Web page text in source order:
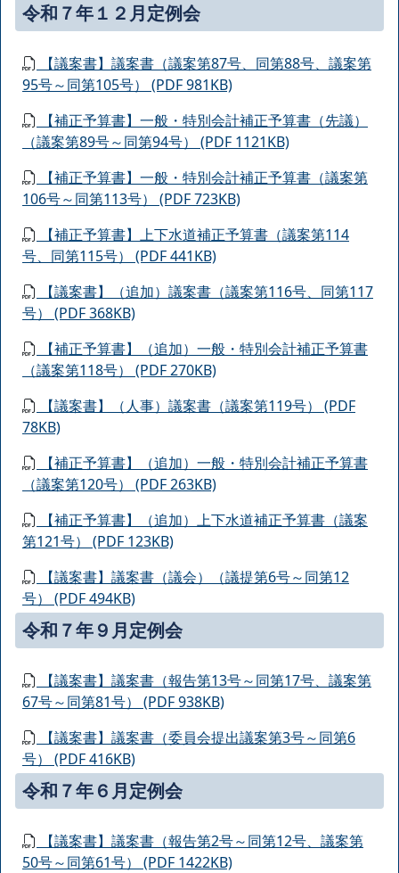
令和７年１２月定例会
【議案書】議案書（議案第87号、同第88号、議案第
95号～同第105号） (PDF 981KB)
【補正予算書】一般・特別会計補正予算書（先議）
（議案第89号～同第94号） (PDF 1121KB)
【補正予算書】一般・特別会計補正予算書（議案第
106号～同第113号） (PDF 723KB)
【補正予算書】上下水道補正予算書（議案第114
号、同第115号） (PDF 441KB)
【議案書】（追加）議案書（議案第116号、同第117
号） (PDF 368KB)
【補正予算書】（追加）一般・特別会計補正予算書
（議案第118号） (PDF 270KB)
【議案書】（人事）議案書（議案第119号） (PDF
78KB)
【補正予算書】（追加）一般・特別会計補正予算書
（議案第120号） (PDF 263KB)
【補正予算書】（追加）上下水道補正予算書（議案
第121号） (PDF 123KB)
【議案書】議案書（議会）（議提第6号～同第12
号） (PDF 494KB)
令和７年９月定例会
【議案書】議案書（報告第13号～同第17号、議案第
67号～同第81号） (PDF 938KB)
【議案書】議案書（委員会提出議案第3号～同第6
号） (PDF 416KB)
令和７年６月定例会
【議案書】議案書（報告第2号～同第12号、議案第
50号～同第61号） (PDF 1422KB)